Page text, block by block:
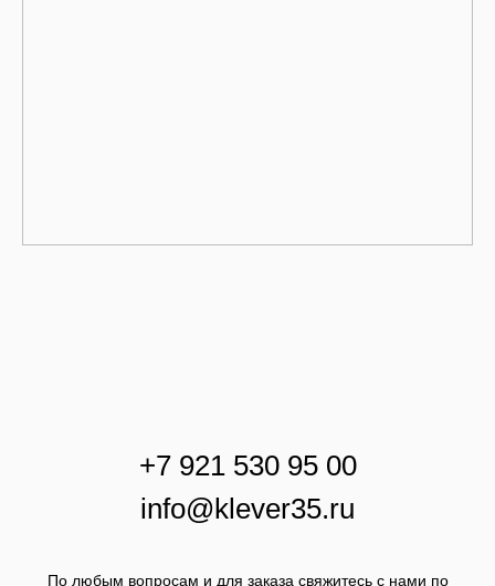
+7 921 530 95 00
info@klever35.ru
По любым вопросам и для заказа свяжитесь с нами по